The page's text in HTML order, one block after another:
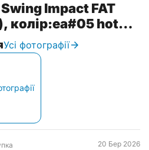
Impact FAT
колір:ea#05 hot
Усі фотографії
20 Бер 2026